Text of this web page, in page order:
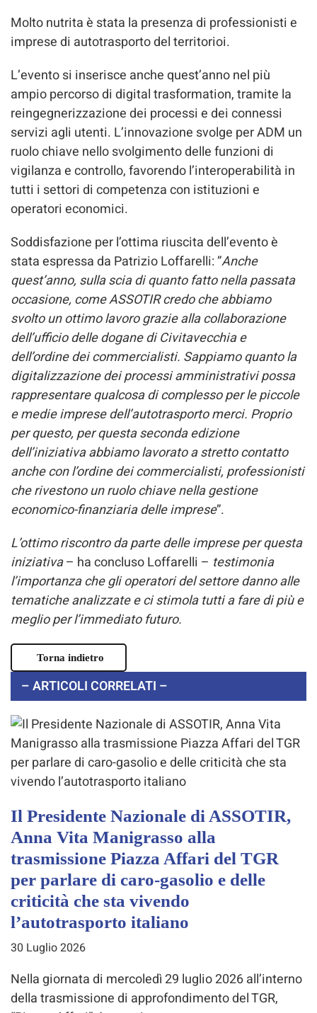
Molto nutrita è stata la presenza di professionisti e
imprese di autotrasporto del territorioi.
L’evento si inserisce anche quest’anno nel più
ampio percorso di digital trasformation, tramite la
reingegnerizzazione dei processi e dei connessi
servizi agli utenti. L’innovazione svolge per ADM un
ruolo chiave nello svolgimento delle funzioni di
vigilanza e controllo, favorendo l’interoperabilità in
tutti i settori di competenza con istituzioni e
operatori economici.
Soddisfazione per l’ottima riuscita dell’evento è
stata espressa da Patrizio Loffarelli: ”Anche
quest’anno, sulla scia di quanto fatto nella passata
occasione, come ASSOTIR credo che abbiamo
svolto un ottimo lavoro grazie alla collaborazione
dell’ufficio delle dogane di Civitavecchia e
dell’ordine dei commercialisti. Sappiamo quanto la
digitalizzazione dei processi amministrativi possa
rappresentare qualcosa di complesso per le piccole
e medie imprese dell’autotrasporto merci. Proprio
per questo, per questa seconda edizione
dell’iniziativa abbiamo lavorato a stretto contatto
anche con l’ordine dei commercialisti, professionisti
che rivestono un ruolo chiave nella gestione
economico-finanziaria delle imprese”.
L’ottimo riscontro da parte delle imprese per questa
iniziativa– ha concluso Loffarelli – testimonia
l’importanza che gli operatori del settore danno alle
tematiche analizzate e ci stimola tutti a fare di più e
meglio per l’immediato futuro.
Torna indietro
– ARTICOLI CORRELATI –
Il Presidente Nazionale di ASSOTIR,
Anna Vita Manigrasso alla
trasmissione Piazza Affari del TGR
per parlare di caro-gasolio e delle
criticità che sta vivendo
l’autotrasporto italiano
30 Luglio 2026
Nella giornata di mercoledì 29 luglio 2026 all’interno
della trasmissione di approfondimento del TGR,